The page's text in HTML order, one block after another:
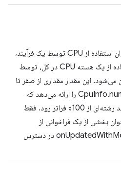
جدیدترین اندازه‌گیری میزان استفاده از CPU توسط یک فرآیند،
که به صورت درصد استفاده از یک هسته CPU در کل، توسط
می‌شود. این مقدار مقداری از صفر تا
CpuInfo.numOfProcessors*100 را ارائه می‌دهد که
می‌تواند در فرآیندهای چند رشته‌ای از 100٪ فراتر رود. فقط
بخشی از یک فراخوانی از
onUpdated یا onUpdatedWithMemory در دسترس